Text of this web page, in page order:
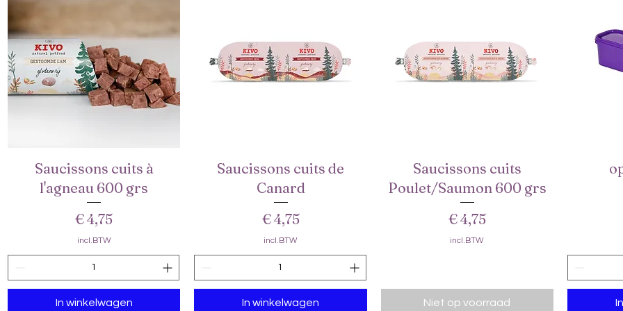
a
m
Snel overzicht
Saucissons cuits à
l'agneau 600 grs
Prijs
€ 4,75
incl.BTW
In winkelwagen
Snel overzicht
Saucissons cuits de
Canard
Prijs
€ 4,75
incl.BTW
In winkelwagen
Snel overzicht
Saucissons cuits
Poulet/Saumon 600 grs
Prijs
€ 4,75
incl.BTW
Niet op voorraad